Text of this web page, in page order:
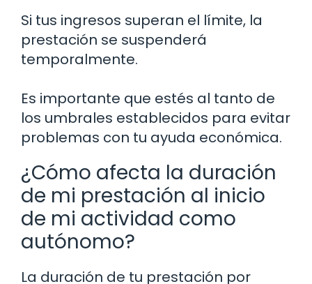
Si tus ingresos superan el límite, la
prestación se suspenderá
temporalmente.
Es importante que estés al tanto de
los umbrales establecidos para evitar
problemas con tu ayuda económica.
¿Cómo afecta la duración
de mi prestación al inicio
de mi actividad como
autónomo?
La duración de tu prestación por